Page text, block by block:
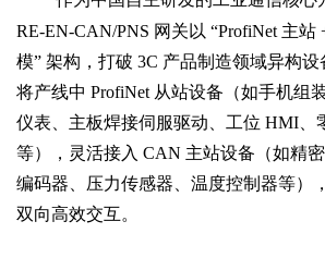
RE-EN-CAN/PNS 网关以 “ProfiNet 主站
模” 架构，打破 3C 产品制造领域异构设
将产线中 ProfiNet 从站设备（如手机组
仪表、主板焊接伺服驱动、工位 HMI
等），灵活接入 CAN 主站设备（如精
编码器、压力传感器、温度控制器等）
双向高效交互。